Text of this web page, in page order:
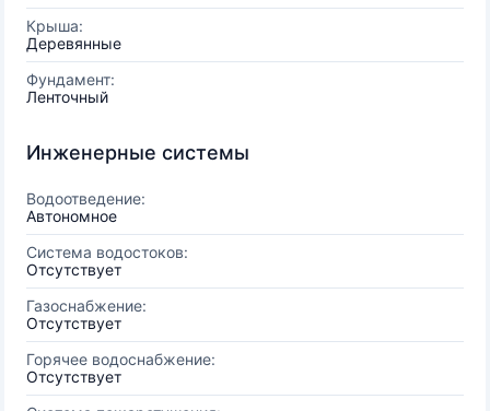
Крыша:
Деревянные
Фундамент:
Ленточный
Инженерные системы
Водоотведение:
Автономное
Система водостоков:
Отсутствует
Газоснабжение:
Отсутствует
Горячее водоснабжение:
Отсутствует